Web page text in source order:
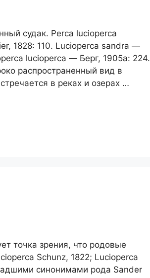
судак. Perca lucioperca
1828: 110. Lucioperca sandra —
lucioperca — Берг, 1905а: 224.
распространенный вид в
в реках и озерах …
точка зрения, что родовые
Schunz, 1822; Lucioperca
синонимами рода Sander